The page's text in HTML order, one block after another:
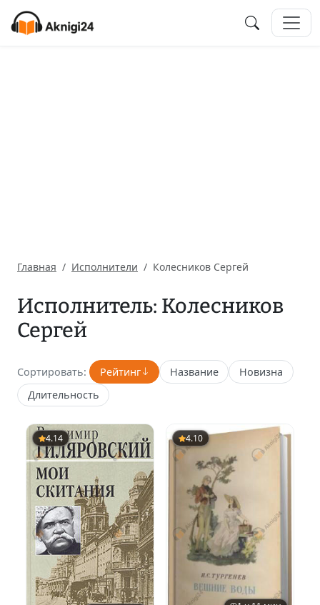
Главная Исполнители Колесников Сергей
Исполнитель: Колесников
Сергей
Сортировать: Рейтинг Название
Новизна
Длительность
4.14 4.10